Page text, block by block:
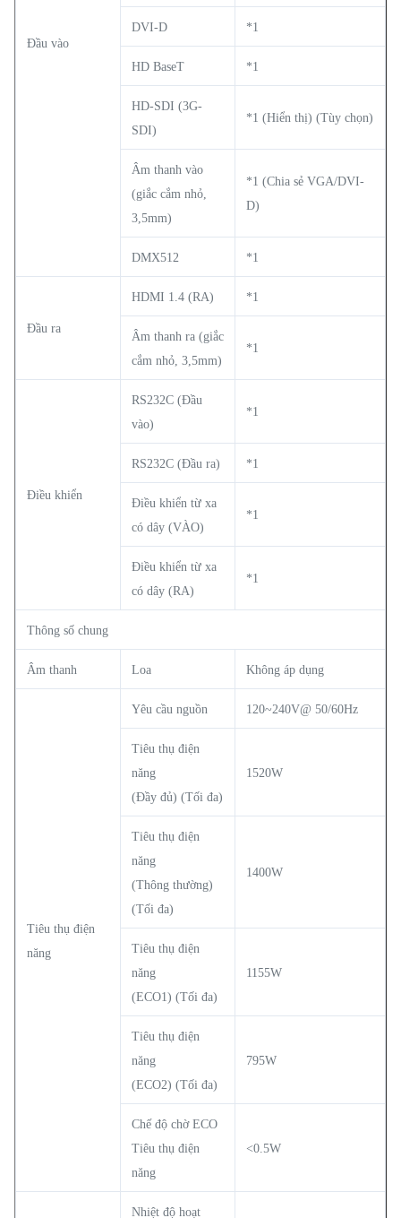
Đầu vào
DVI-D *1
HD BaseT *1
HD-SDI (3G-
SDI)
*1 (Hiển thị) (Tùy chọn)
Âm thanh vào
(giắc cắm nhỏ,
3,5mm)
*1 (Chia sẻ VGA/DVI-
D)
DMX512 *1
Đầu ra
HDMI 1.4 (RA) *1
Âm thanh ra (giắc
cắm nhỏ, 3,5mm)
*1
Điều khiển
RS232C (Đầu
vào)
*1
RS232C (Đầu ra) *1
Điều khiển từ xa
có dây (VÀO)
*1
Điều khiển từ xa
có dây (RA)
*1
Thông số chung
Âm thanh Loa Không áp dụng
Tiêu thụ điện
năng
Yêu cầu nguồn 120~240V@ 50/60Hz
Tiêu thụ điện
năng
(Đầy đủ) (Tối đa)
1520W
Tiêu thụ điện
năng
(Thông thường)
(Tối đa)
1400W
Tiêu thụ điện
năng
(ECO1) (Tối đa)
1155W
Tiêu thụ điện
năng
(ECO2) (Tối đa)
795W
Chế độ chờ ECO
Tiêu thụ điện
năng
<0.5W
Nhiệt độ hoạt